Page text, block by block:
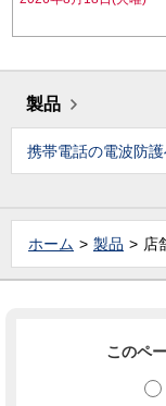
製品
携帯電話の電波防
ホーム 製品 店
このペ